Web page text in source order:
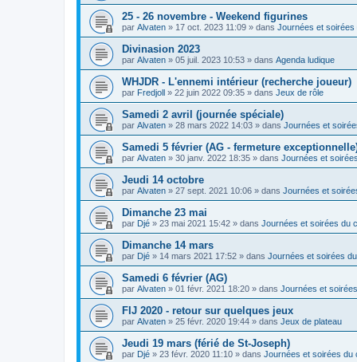
25 - 26 novembre - Weekend figurines
par Alvaten » 17 oct. 2023 11:09 » dans Journées et soirées
Divinasion 2023
par Alvaten » 05 juil. 2023 10:53 » dans Agenda ludique
WHJDR - L'ennemi intérieur (recherche joueur)
par Fredjoll » 22 juin 2022 09:35 » dans Jeux de rôle
Samedi 2 avril (journée spéciale)
par Alvaten » 28 mars 2022 14:03 » dans Journées et
Samedi 5 février (AG - fermeture
par Alvaten » 30 janv. 2022 18:35 » dans Journées et
Jeudi 14 octobre
par Alvaten » 27 sept. 2021 10:06 » dans Journées et
Dimanche 23 mai
par Djé » 23 mai 2021 15:42 » dans Journées et soirées du
Dimanche 14 mars
par Djé » 14 mars 2021 17:52 » dans Journées et soirées
Samedi 6 février (AG)
par Alvaten » 01 févr. 2021 18:20 » dans Journées et
FIJ 2020 - retour sur quelques jeux
par Alvaten » 25 févr. 2020 19:44 » dans Jeux de plateau
Jeudi 19 mars (férié de St-Joseph)
par Djé » 23 févr. 2020 11:10 » dans Journées et soirées du